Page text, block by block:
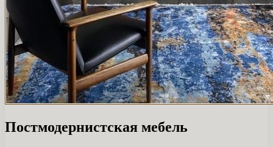
Постмодернистская мебель